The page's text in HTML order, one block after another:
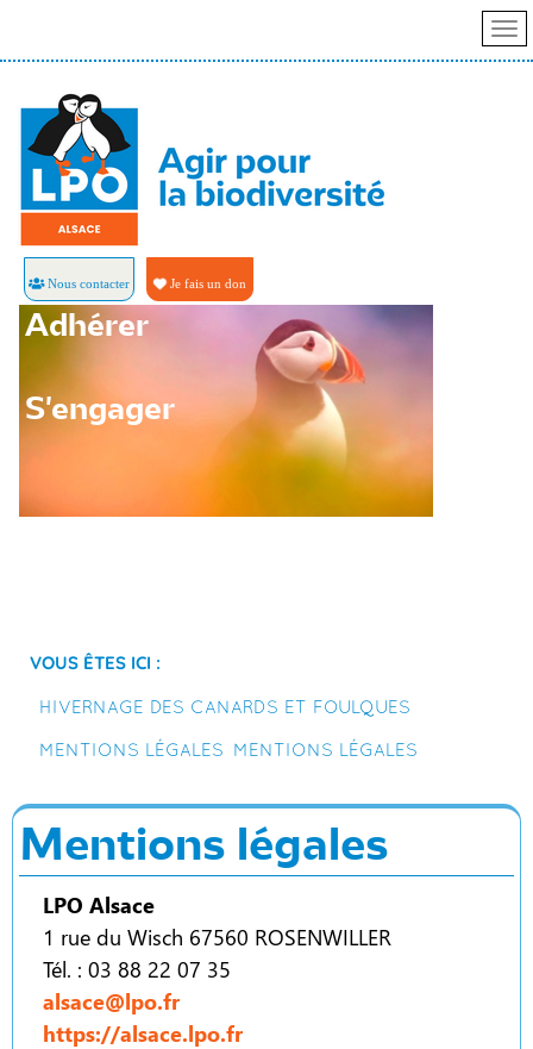
Nous contacter Je fais un don
Adhérer
S'engager
Vous êtes ici :
Hivernage des canards et foulques
Mentions légales Mentions légales
Mentions légales
LPO Alsace
1 rue du Wisch 67560 ROSENWILLER
Tél. : 03 88 22 07 35
alsace@lpo.fr
https://alsace.lpo.fr